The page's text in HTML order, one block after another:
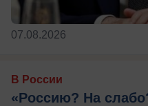
07.08.2026
В России
«Россию? На